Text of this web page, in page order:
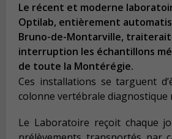
Le récent et moderne
Optilab, entièrement
Bruno-de-Montarville, traiterait
interruption les échantillons
de toute la Montérégie.
Ces installations se targuent
colonne vertébrale diagnostique
Le Laboratoire reçoit chaque